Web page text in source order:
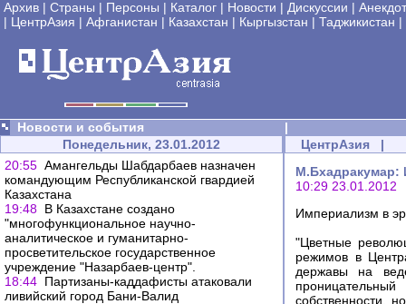
Архив | Страны | Персоны | Каталог | Новости | Дискуссии |
| ЦентрАзия | Афганистан | Казахстан | Кыргызстан | Таджикистан |
Новости и события
|
Понедельник, 23.01.2012
20:55 Амангельды Шабдарбаев назначен
командующим Республиканской гвардией
Казахстана
19:48 В Казахстане создано
"многофункциональное научно-
аналитическое и гуманитарно-
просветительское государственное
учреждение "Назарбаев-центр".
18:44 Партизаны-каддафисты атаковали
ливийский город Бани-Валид
ЦентрАзия |
М.Бхадракумар:
10:29 23.01.2012
Империализм в
"Цветные
режимов в
державы на
собственности,